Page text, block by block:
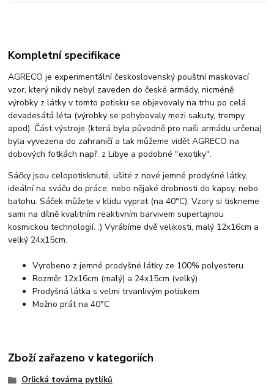
Kompletní specifikace
AGRECO je experimentální československý pouštní maskovací
vzor, který nikdy nebyl zaveden do české armády, nicméně
výrobky z látky v tomto potisku se objevovaly na trhu po celá
devadesátá léta (výrobky se pohybovaly mezi sakuty, trempy
apod). Část výstroje (která byla původně pro naši armádu určena)
byla vyvezena do zahraničí a tak můžeme vidět AGRECO na
dobových fotkách např. z Libye a podobné "exotiky".
Sáčky jsou celopotisknuté, ušité z nové jemné prodyšné látky,
ideální na sváču do práce, nebo nějaké drobnosti do kapsy, nebo
batohu. Sáček můžete v klidu vyprat (na 40°C). Vzory si tiskneme
sami na dílně kvalitním reaktivním barvivem supertajnou
kosmickou technologií. :) Vyrábíme dvě velikosti, malý 12x16cm a
velký 24x15cm.
Vyrobeno z jemné prodyšné látky ze 100% polyesteru
Rozměr 12x16cm (malý) a 24x15cm (velký)
Prodyšná látka s velmi trvanlivým potiskem
Možno prát na 40°C
Zboží zařazeno v kategoriích
Orlická továrna pytlíků